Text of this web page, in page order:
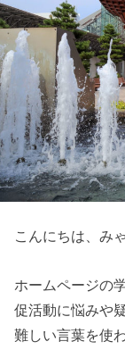
こんにちは、み
ホームページの
促活動に悩みや
難しい言葉を使